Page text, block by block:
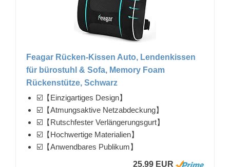
Feagar Rücken-Kissen Auto, Lendenkissen
für bürostuhl & Sofa, Memory Foam
Rückenstütze, Schwarz
☑️【Einzigartiges Design】
☑️【Atmungsaktive Netzabdeckung】
☑️【Rutschfester Verlängerungsgurt】
☑️【Hochwertige Materialien】
☑️【Anwendbares Publikum】
25,99 EUR